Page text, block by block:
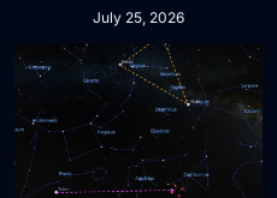
July 25, 2026